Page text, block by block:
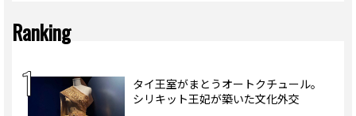
Ranking
タイ王室がまとうオートクチュール。
シリキット王妃が築いた文化外交